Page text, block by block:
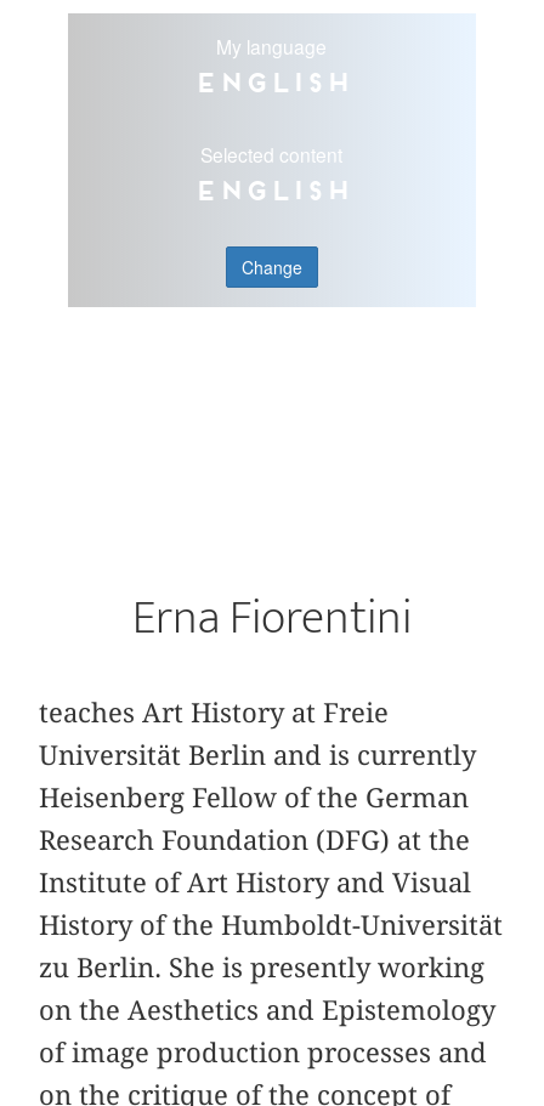
My language
English
Selected content
English
Change
Erna Fiorentini
teaches Art History at Freie
Universität Berlin and is currently
Heisenberg Fellow of the German
Research Foundation (DFG) at the
Institute of Art History and Visual
History of the Humboldt-Universität
zu Berlin. She is presently working
on the Aesthetics and Epistemology
of image production processes and
on the critique of the concept of